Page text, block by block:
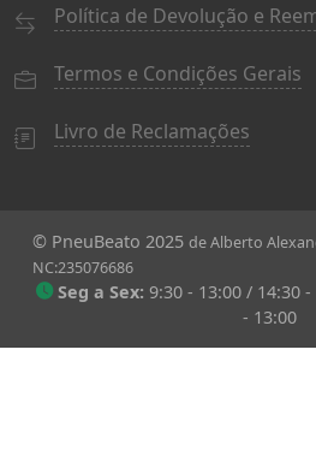
Política de Devolução e
Termos e Condições Gerais
Livro de Reclamações
© PneuBeato 2025 de Alberto
NC:235076686
Seg a Sex: 9:30 - 13:00 / 14:30
- 13:00